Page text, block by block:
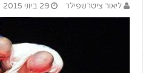
ליאור ציטרשפילר 29 ביוני 2015